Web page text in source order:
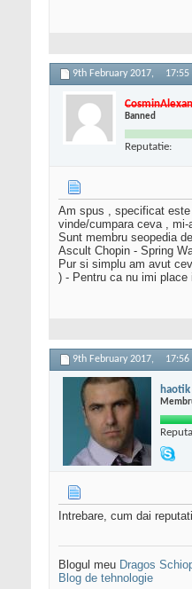
9th February 2017, 17:55
Banned
Reputatie:
Am spus , specificat
vinde/cumpara ceva ,
Sunt membru seopedia
Ascult Chopin - Spring
Pur si simplu am avut
) - Pentru ca nu imi place
9th February 2017, 17:56
haotik
Intrebare, cum dai
Blogul meu Dragos
Blog de tehnologie